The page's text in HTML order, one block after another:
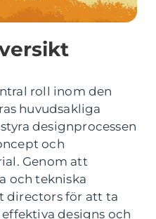
roll inom den
huvudsakliga
designprocessen
och
Genom att
och tekniska
directors för att ta
designs och